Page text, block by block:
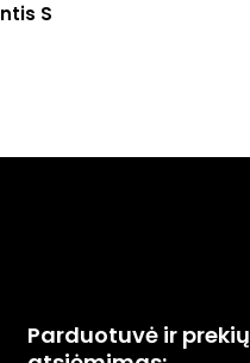
S
Parduotuvė ir prekių